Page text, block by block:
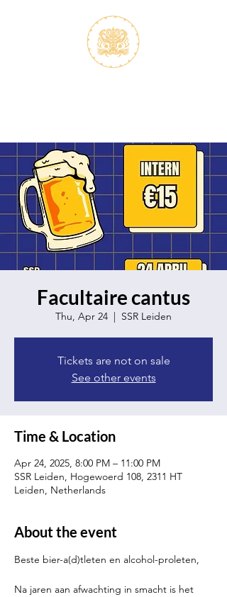
Facultaire cantus
Thu, Apr 24
  |
SSR Leiden
Tickets are not on sale
See other events
Time & Location
Apr 24, 2025, 8:00 PM – 11:00 PM
SSR Leiden, Hogewoerd 108, 2311 HT
Leiden, Netherlands
About the event
Beste bier-a(d)tleten en alcohol-proleten,
Na jaren aan afwachting in smacht is het